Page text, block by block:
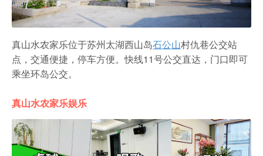
真山水农家乐位于苏州太湖西山岛石公山村仇巷公交站
点，交通便捷，停车方便。快线11号公交直达，门口即可
乘坐环岛公交。
真山水农家乐娱乐